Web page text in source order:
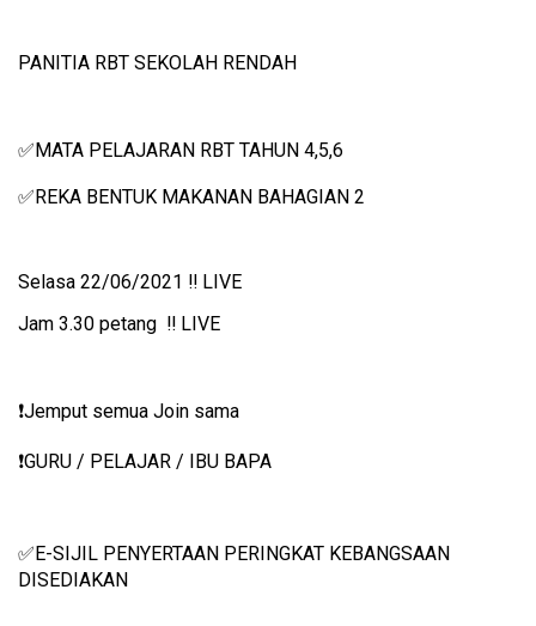
PANITIA RBT SEKOLAH RENDAH
✅ MATA PELAJARAN RBT TAHUN 4,5,6
✅ REKA BENTUK MAKANAN BAHAGIAN 2
Selasa 22/06/2021 ‼️ LIVE
Jam 3.30 petang ‼️ LIVE
❗️Jemput semua Join sama
❗️GURU / PELAJAR / IBU BAPA
✅ E-SIJIL PENYERTAAN PERINGKAT KEBANGSAAN
DISEDIAKAN